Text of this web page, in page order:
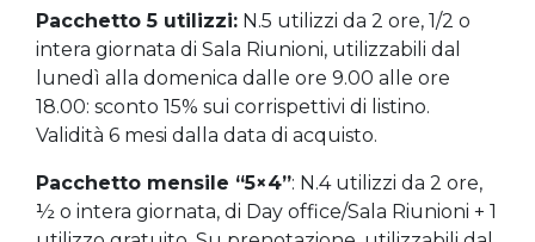
Pacchetto 5 utilizzi: N.5 utilizzi da 2 ore, 1/2 o
intera giornata di Sala Riunioni, utilizzabili dal
lunedì alla domenica dalle ore 9.00 alle ore
18.00: sconto 15% sui corrispettivi di listino.
Validità 6 mesi dalla data di acquisto.
Pacchetto mensile “5×4”: N.4 utilizzi da 2 ore,
½ o intera giornata, di Day office/Sala Riunioni + 1